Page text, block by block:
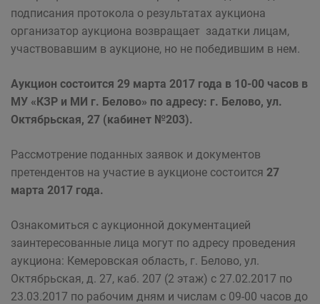
подписания протокола о результатах аукциона
организатор аукциона возвращает задатки лицам,
участвовавшим в аукционе, но не победившим в нем.
Аукцион состоится 29 марта 2017 года в 10-00 часов в
МУ «КЗР и МИ г. Белово» по адресу: г. Белово, ул.
Октябрьская, 27 (кабинет №203).
Рассмотрение поданных заявок и документов
претендентов на участие в аукционе состоится 27
марта 2017 года.
Ознакомиться с аукционной документацией
заинтересованные лица могут по адресу проведения
аукциона: Кемеровская область, г. Белово, ул.
Октябрьская, д. 27, каб. 207 (2 этаж) с 27.02.2017 по
23.03.2017 по рабочим дням и числам с 09-00 часов до